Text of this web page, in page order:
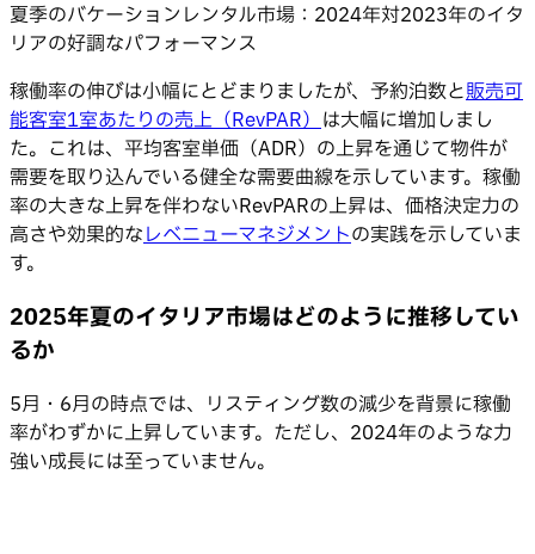
夏季のバケーションレンタル市場：2024年対2023年のイタ
リアの好調なパフォーマンス
稼働率の伸びは小幅にとどまりましたが、予約泊数と販売可
能客室1室あたりの売上（RevPAR）は大幅に増加しまし
た。これは、平均客室単価（ADR）の上昇を通じて物件が
需要を取り込んでいる健全な需要曲線を示しています。稼働
率の大きな上昇を伴わないRevPARの上昇は、価格決定力の
高さや効果的なレベニューマネジメントの実践を示していま
す。
2025年夏のイタリア市場はどのように推移してい
るか
5月・6月の時点では、リスティング数の減少を背景に稼働
率がわずかに上昇しています。ただし、2024年のような力
強い成長には至っていません。